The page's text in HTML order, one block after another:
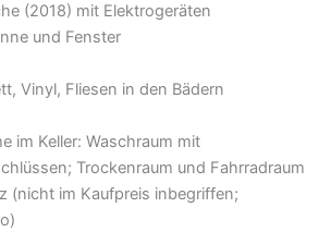
(2018) mit Elektrogeräten
und Fenster
Vinyl, Fliesen in den Bädern
im Keller: Waschraum mit
Trockenraum und Fahrradraum
(nicht im Kaufpreis inbegriffen;